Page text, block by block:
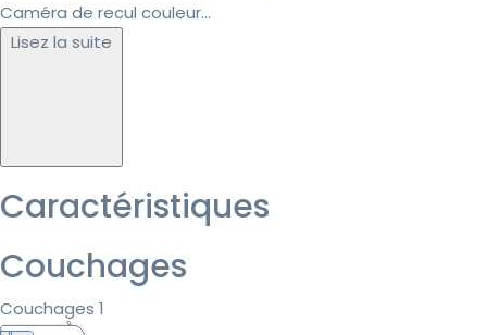
Caméra de recul couleur...
Lisez la suite
Caractéristiques
Couchages
Couchages 1